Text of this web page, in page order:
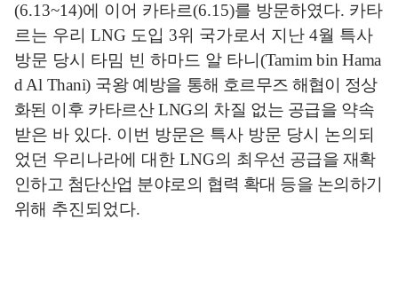
(6.13~14)에 이어 카타르(6.15)를 방문하였다. 카타
르는 우리 LNG 도입 3위 국가로서 지난 4월 특사
방문 당시 타밈 빈 하마드 알 타니 (Tamim bin Hama
d Al Thani) 국왕 예방을 통해 호르무즈 해협이 정상
화된 이후 카타르산LNG의 차질 없는 공급을 약속
받은 바 있다. 이번 방문은 특사 방문 당시 논의되
었던 우리나라에 대한 LNG의 최 우선 공급을 재확
인하고 첨단산업 분야로의 협력 확대 등을 논의하기
위해 추진되었다.